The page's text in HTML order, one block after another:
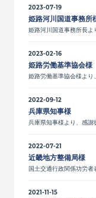
2023-07-19
姫路河川国道事務所
姫路河川国道事務所長よ
2023-02-16
姫路労働基準協会様
姫路労働基準協会様より
2022-09-12
兵庫県知事様
兵庫県知事様より、感謝
2022-07-21
近畿地方整備局様
国土交通行政関係功労者
2021-11-15